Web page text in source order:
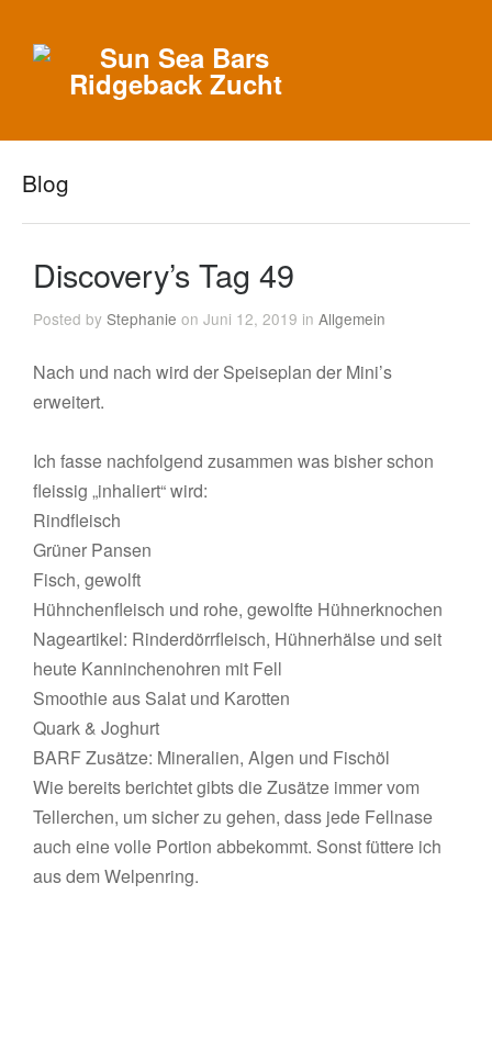
Blog
Discovery’s Tag 49
Posted byStephanie on Juni 12, 2019 inAllgemein
Nach und nach wird der Speiseplan der Mini’s
erweitert.
Ich fasse nachfolgend zusammen was bisher schon
fleissig „inhaliert“ wird:
Rindfleisch
Grüner Pansen
Fisch, gewolft
Hühnchenfleisch und rohe, gewolfte Hühnerknochen
Nageartikel: Rinderdörrfleisch, Hühnerhälse und seit
heute Kanninchenohren mit Fell
Smoothie aus Salat und Karotten
Quark & Joghurt
BARF Zusätze: Mineralien, Algen und Fischöl
Wie bereits berichtet gibts die Zusätze immer vom
Tellerchen, um sicher zu gehen, dass jede Fellnase
auch eine volle Portion abbekommt. Sonst füttere ich
aus dem Welpenring.